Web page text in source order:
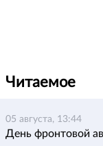
Читаемое
05 августа, 13:44
День фронтовой